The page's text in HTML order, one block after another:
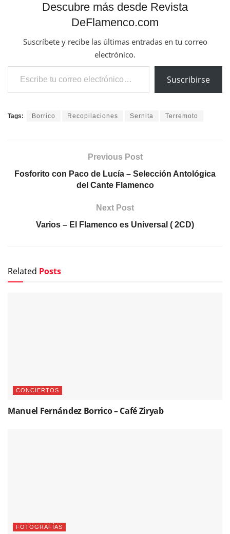
Descubre más desde Revista
DeFlamenco.com
Suscríbete y recibe las últimas entradas en tu correo
electrónico.
Escribe tu correo electrónico…
Suscribirse
Tags: Borrico Recopilaciones Sernita Terremoto
Previous Post
Fosforito con Paco de Lucía – Selección Antológica
del Cante Flamenco
Next Post
Varios – El Flamenco es Universal ( 2CD)
Related Posts
CONCIERTOS
Manuel Fernández Borrico – Café Ziryab
FOTOGRAFÍAS